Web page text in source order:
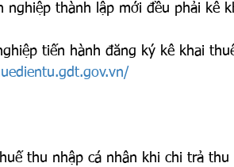
thành lập mới đều phải kê
tiến hành đăng ký kê khai
thu nhập cá nhân khi chi trả